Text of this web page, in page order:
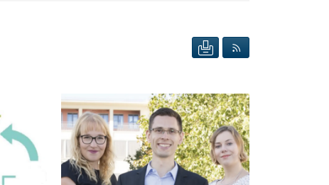
SEITE DRUCKEN